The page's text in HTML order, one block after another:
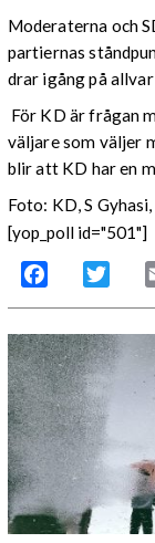
Moderaterna och
partiernas
drar igång på
För KD är frågan
väljare som väljer
blir att KD har en
Foto: KD, S
[yop_poll id="501"]
Facebook